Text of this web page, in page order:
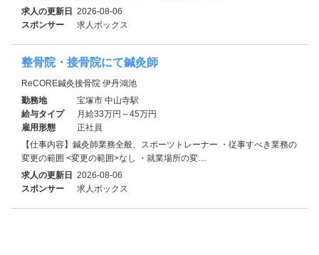
求人の更新日 2026-08-06
スポンサー
求人ボックス
整骨院・接骨院にて鍼灸師
ReCORE鍼灸接骨院 伊丹鴻池
勤務地
宝塚市 中山寺駅
給与タイプ
月給33万円～45万円
雇用形態
正社員
【仕事内容】鍼灸師業務全般、スポーツトレーナー ・従事すべき業務の
変更の範囲 <変更の範囲>なし ・就業場所の変…
求人の更新日 2026-08-06
スポンサー
求人ボックス